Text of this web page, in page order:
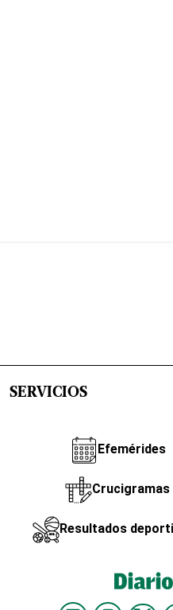
SERVICIOS
Efemérides
Crucigramas
Resultados